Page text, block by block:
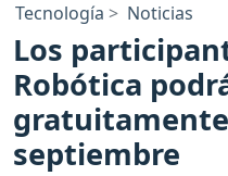
Tecnología Noticias
Los
Robótica
septiembre